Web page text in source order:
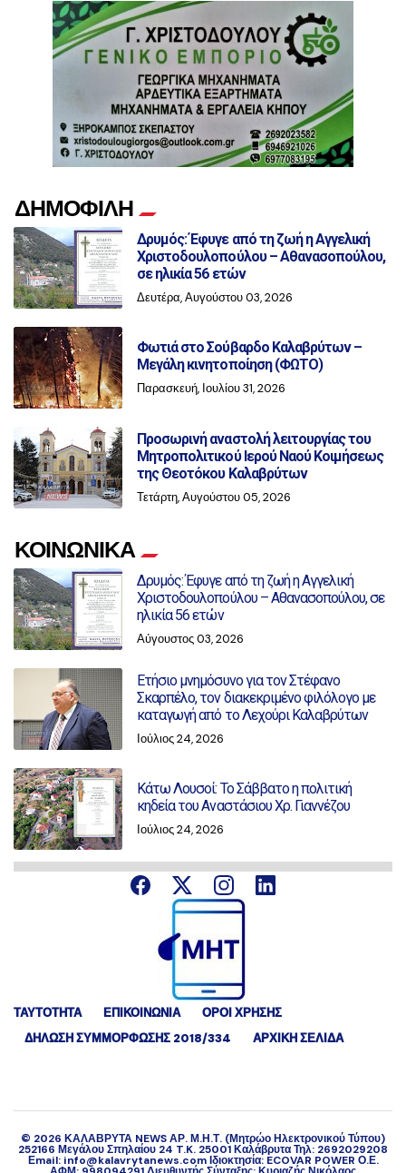
ΔΗΜΟΦΙΛΗ
Δρυμός: Έφυγε από τη ζωή η Αγγελική
Χριστοδουλοπούλου – Αθανασοπούλου,
σε ηλικία 56 ετών
Δευτέρα, Αυγούστου 03, 2026
Φωτιά στο Σούβαρδο Καλαβρύτων –
Μεγάλη κινητοποίηση (ΦΩΤΟ)
Παρασκευή, Ιουλίου 31, 2026
Προσωρινή αναστολή λειτουργίας του
Μητροπολιτικού Ιερού Ναού Κοιμήσεως
της Θεοτόκου Καλαβρύτων
Τετάρτη, Αυγούστου 05, 2026
ΚΟΙΝΩΝΙΚΑ
Δρυμός: Έφυγε από τη ζωή η Αγγελική
Χριστοδουλοπούλου – Αθανασοπούλου, σε
ηλικία 56 ετών
Αύγουστος 03, 2026
Ετήσιο μνημόσυνο για τον Στέφανο
Σκαρπέλο, τον διακεκριμένο φιλόλογο με
καταγωγή από το Λεχούρι Καλαβρύτων
Ιούλιος 24, 2026
Κάτω Λουσοί: Το Σάββατο η πολιτική
κηδεία του Αναστάσιου Χρ. Γιαννέζου
Ιούλιος 24, 2026
ΤΑΥΤΟΤΗΤΑ ΕΠΙΚΟΙΝΩΝΙΑ
ΟΡΟΙ ΧΡΗΣΗΣ
ΔΉΛΩΣΗ ΣΥΜΜΌΡΦΩΣΗΣ 2018/334
ΑΡΧΙΚΗ ΣΕΛΙΔΑ
© 2026 ΚΑΛΑΒΡΥΤΑ NEWS ΑΡ. Μ.Η.Τ. (Μητρώο Ηλεκτρονικού Τύπου)
252166 Μεγάλου Σπηλαίου 24 T.K. 25001 Καλάβρυτα Τηλ: 2692029208
Εmail: info@kalavrytanews.com Ιδιοκτησία: ECOVAR POWER Ο.Ε.